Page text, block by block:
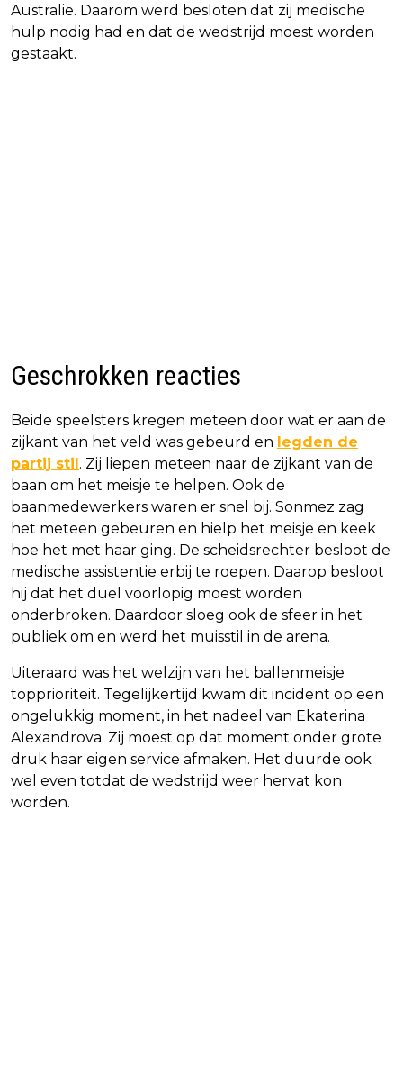
Australië. Daarom werd besloten dat zij medische
hulp nodig had en dat de wedstrijd moest worden
gestaakt.
Geschrokken reacties
Beide speelsters kregen meteen door wat er aan de
zijkant van het veld was gebeurd en legden de
partij stil. Zij liepen meteen naar de zijkant van de
baan om het meisje te helpen. Ook de
baanmedewerkers waren er snel bij. Sonmez zag
het meteen gebeuren en hielp het meisje en keek
hoe het met haar ging. De scheidsrechter besloot de
medische assistentie erbij te roepen. Daarop besloot
hij dat het duel voorlopig moest worden
onderbroken. Daardoor sloeg ook de sfeer in het
publiek om en werd het muisstil in de arena.
Uiteraard was het welzijn van het ballenmeisje
topprioriteit. Tegelijkertijd kwam dit incident op een
ongelukkig moment, in het nadeel van Ekaterina
Alexandrova. Zij moest op dat moment onder grote
druk haar eigen service afmaken. Het duurde ook
wel even totdat de wedstrijd weer hervat kon
worden.